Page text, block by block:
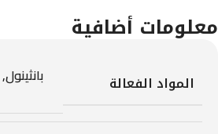
معلومات أضافية
المواد الفعالة بانثينول,